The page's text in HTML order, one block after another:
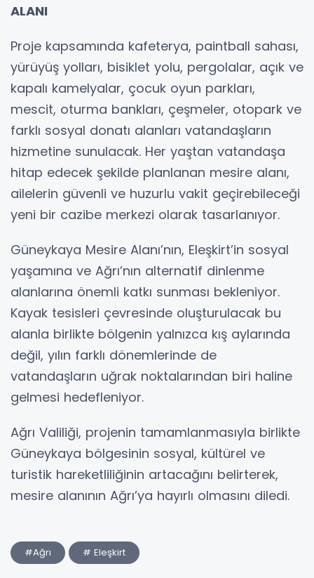
ALANI
Proje kapsamında kafeterya, paintball sahası,
yürüyüş yolları, bisiklet yolu, pergolalar, açık ve
kapalı kamelyalar, çocuk oyun parkları,
mescit, oturma bankları, çeşmeler, otopark ve
farklı sosyal donatı alanları vatandaşların
hizmetine sunulacak. Her yaştan vatandaşa
hitap edecek şekilde planlanan mesire alanı,
ailelerin güvenli ve huzurlu vakit geçirebileceği
yeni bir cazibe merkezi olarak tasarlanıyor.
Güneykaya Mesire Alanı’nın, Eleşkirt’in sosyal
yaşamına ve Ağrı’nın alternatif dinlenme
alanlarına önemli katkı sunması bekleniyor.
Kayak tesisleri çevresinde oluşturulacak bu
alanla birlikte bölgenin yalnızca kış aylarında
değil, yılın farklı dönemlerinde de
vatandaşların uğrak noktalarından biri haline
gelmesi hedefleniyor.
Ağrı Valiliği, projenin tamamlanmasıyla birlikte
Güneykaya bölgesinin sosyal, kültürel ve
turistik hareketliliğinin artacağını belirterek,
mesire alanının Ağrı’ya hayırlı olmasını diledi.
#Ağrı # Eleşkirt